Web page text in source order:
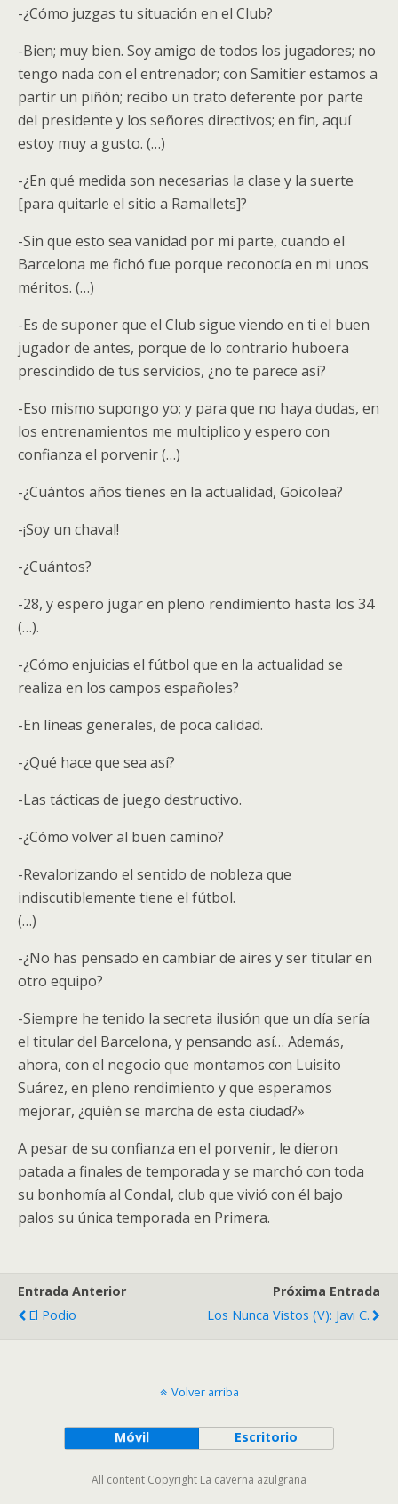
-¿Cómo juzgas tu situación en el Club?
-Bien; muy bien. Soy amigo de todos los jugadores; no
tengo nada con el entrenador; con Samitier estamos a
partir un piñón; recibo un trato deferente por parte
del presidente y los señores directivos; en fin, aquí
estoy muy a gusto. (…)
-¿En qué medida son necesarias la clase y la suerte
[para quitarle el sitio a Ramallets]?
-Sin que esto sea vanidad por mi parte, cuando el
Barcelona me fichó fue porque reconocía en mi unos
méritos. (…)
-Es de suponer que el Club sigue viendo en ti el buen
jugador de antes, porque de lo contrario huboera
prescindido de tus servicios, ¿no te parece así?
-Eso mismo supongo yo; y para que no haya dudas, en
los entrenamientos me multiplico y espero con
confianza el porvenir (…)
-¿Cuántos años tienes en la actualidad, Goicolea?
-¡Soy un chaval!
-¿Cuántos?
-28, y espero jugar en pleno rendimiento hasta los 34
(…).
-¿Cómo enjuicias el fútbol que en la actualidad se
realiza en los campos españoles?
-En líneas generales, de poca calidad.
-¿Qué hace que sea así?
-Las tácticas de juego destructivo.
-¿Cómo volver al buen camino?
-Revalorizando el sentido de nobleza que
indiscutiblemente tiene el fútbol.
(…)
-¿No has pensado en cambiar de aires y ser titular en
otro equipo?
-Siempre he tenido la secreta ilusión que un día sería
el titular del Barcelona, y pensando así… Además,
ahora, con el negocio que montamos con Luisito
Suárez, en pleno rendimiento y que esperamos
mejorar, ¿quién se marcha de esta ciudad?»
A pesar de su confianza en el porvenir, le dieron
patada a finales de temporada y se marchó con toda
su bonhomía al Condal, club que vivió con él bajo
palos su única temporada en Primera.
Entrada Anterior
El Podio
Próxima Entrada
Los Nunca Vistos (V): Javi C.
Volver arriba
Móvil Escritorio
All content Copyright La caverna azulgrana